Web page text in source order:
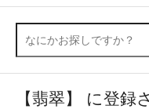
【翡翠】 に登録